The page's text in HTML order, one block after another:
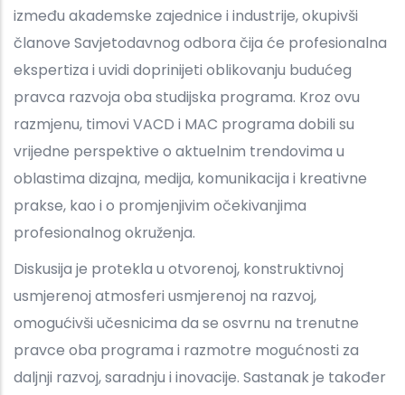
između akademske zajednice i industrije, okupivši
članove Savjetodavnog odbora čija će profesionalna
ekspertiza i uvidi doprinijeti oblikovanju budućeg
pravca razvoja oba studijska programa. Kroz ovu
razmjenu, timovi VACD i MAC programa dobili su
vrijedne perspektive o aktuelnim trendovima u
oblastima dizajna, medija, komunikacija i kreativne
prakse, kao i o promjenjivim očekivanjima
profesionalnog okruženja.
Diskusija je protekla u otvorenoj, konstruktivnoj
usmjerenoj atmosferi usmjerenoj na razvoj,
omogućivši učesnicima da se osvrnu na trenutne
pravce oba programa i razmotre mogućnosti za
daljnji razvoj, saradnju i inovacije. Sastanak je također